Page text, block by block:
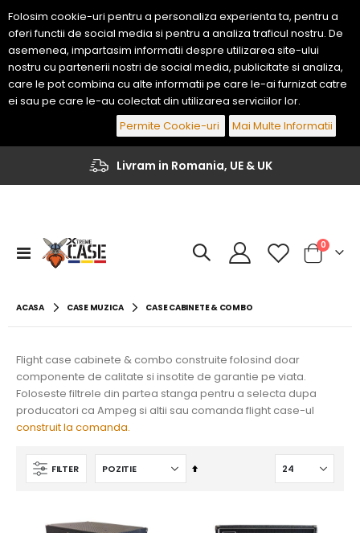
Folosim cookie-uri pentru a personaliza experienta ta, pentru a
oferi functii de social media si pentru a analiza traficul nostru. De
asemenea, impartasim informatii despre utilizarea site-ului
nostru cu partenerii nostri de social media, publicitate si analiza,
care le pot combina cu alte informatii pe care le-ai furnizat catre
ei sau pe care le-au colectat din utilizarea serviciilor lor.
Permite Cookie-uri
Mai Multe Informatii
Livram in Romania, UE & UK
Comutare
Cart
0articole
ACASA CASE MUZICA CASE CABINETE & COMBO
Flight case cabinete & combo construite folosind doar
componente de calitate si insotite de garantie pe viata.
Foloseste filtrele din partea stanga pentru a selecta dupa
producatori ca Ampeg si altii sau comanda flight case-ul
construit la comanda.
FILTER
Seteaza
484,00 EUR
435,60 EUR
Flight Case Clapa Yamaha DGX-670 88 Keys
496,10 EUR
410,00 EUR
447,70 EUR
459,80 EUR
447,70 EUR